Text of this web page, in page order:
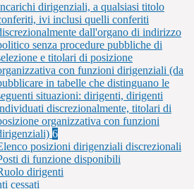
dirigenziali, a qualsiasi titolo
ivi inclusi quelli conferiti
dall'organo di indirizzo
senza procedure pubbliche di
e titolari di posizione
con funzioni dirigenziali (da
in tabelle che distinguano le
situazioni: dirigenti, dirigenti
discrezionalmente, titolari di
organizzativa con funzioni
6
posizioni dirigenziali discrezionali
di funzione disponibili
dirigenti
cessati